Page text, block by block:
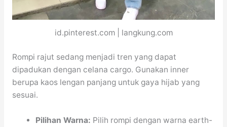
id.pinterest.com | langkung.com
Rompi rajut sedang menjadi tren yang dapat
dipadukan dengan celana cargo. Gunakan inner
berupa kaos lengan panjang untuk gaya hijab yang
sesuai.
Pilihan Warna: Pilih rompi dengan warna earth-